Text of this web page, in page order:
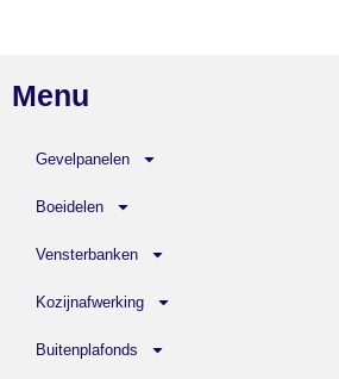
Menu
Gevelpanelen
Boeidelen
Vensterbanken
Kozijnafwerking
Buitenplafonds